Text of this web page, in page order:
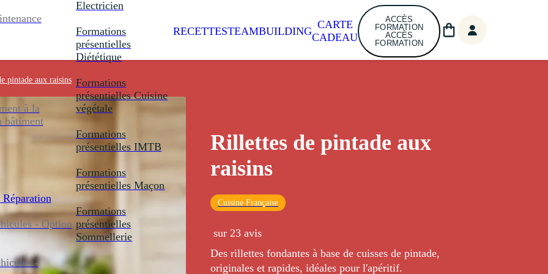
à la
bâtiment
- Option
-
Electricien
Formations
présentielles
Diététique
Formations
présentielles Cuisine
végétale
Formations
présentielles IMTB
Formations
présentielles Maçon
Formations
présentielles
Sommellerie
RECETTESTEAMBUILDING
CARTE
CADEAU
ACCÈS
FORMATION
ACCÈS
FORMATION
pintade aux raisins
Rillettes de pintade aux
raisins
Cuisine Française
sur 23 avis
Des rillettes fondantes à base de cuisses de pintade,
originales et rapides, idéales pour l'apéritif.